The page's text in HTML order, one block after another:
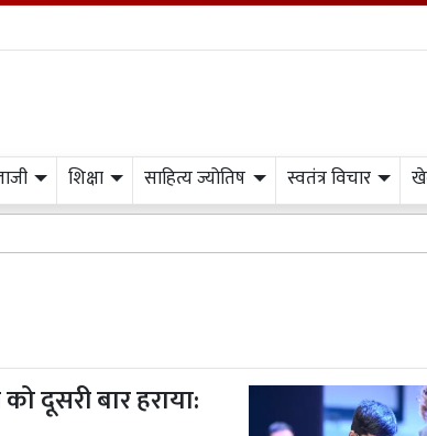
शिक्षा साहित्य ज्योतिष स्वतंत्र विचार
दूसरी बार हराया: